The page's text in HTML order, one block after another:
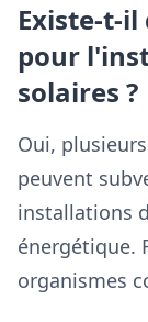
Existe-t-il
pour
solaires ?
Oui,
peuvent
installations
énergétique.
organismes